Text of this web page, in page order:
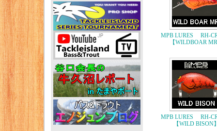
MPB LURES RH-
【WILDBOAR
MPB LURES RH-
【WILD BISON